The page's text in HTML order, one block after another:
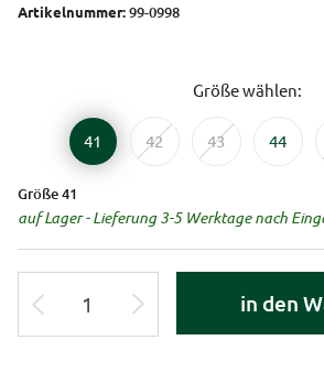
Artikelnummer:99-0998
Größe wählen:
41 42 43 44
Größe 41
auf Lager - Lieferung 3-5 Werktage nach
in den